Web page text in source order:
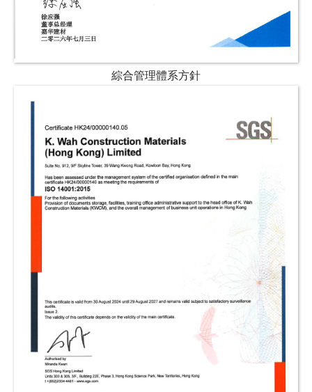
綜合管理體系方針